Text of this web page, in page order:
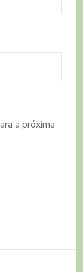
a próxima